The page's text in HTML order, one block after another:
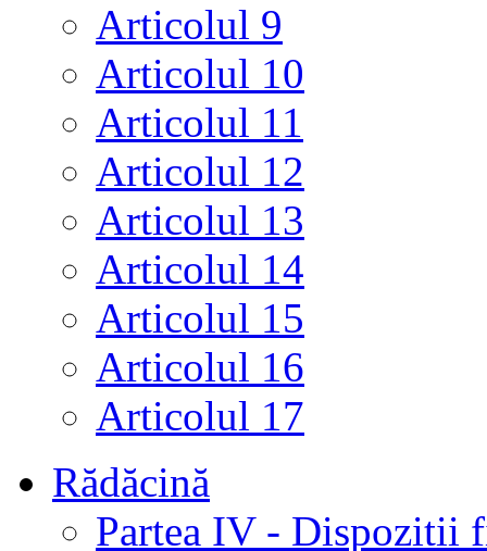
Articolul 9
Articolul 10
Articolul 11
Articolul 12
Articolul 13
Articolul 14
Articolul 15
Articolul 16
Articolul 17
Rădăcină
Partea IV - Dispozitii